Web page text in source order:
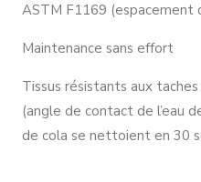
ASTM F1169 (espacement
Maintenance sans effort
Tissus résistants aux
(angle de contact de l’eau
de cola se nettoient en 30